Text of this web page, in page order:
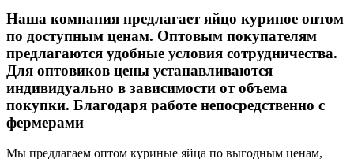
Наша компания предлагает яйцо куриное оптом
по доступным ценам. Оптовым покупателям
предлагаются удобные условия сотрудничества.
Для оптовиков цены устанавливаются
индивидуально в зависимости от объема
покупки. Благодаря работе непосредственно с
фермерами
Мы предлагаем оптом куриные яйца по выгодным ценам,